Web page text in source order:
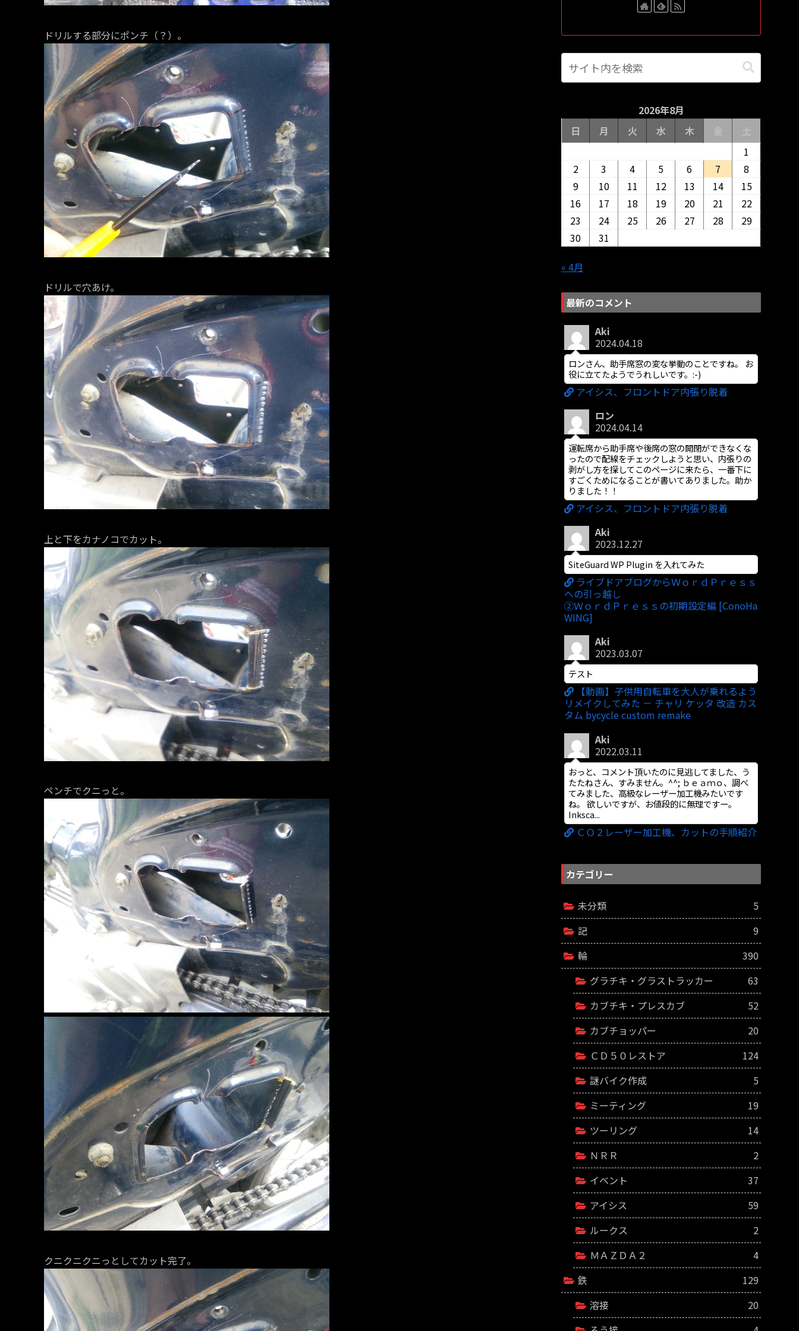
ドリルする部分にポンチ（？）。
ドリルで穴あけ。
上と下をカナノコでカット。
ペンチでクニっと。
クニクニクニっとしてカット完了。
2026年8月
日
月 火 水 木
1
2
3 4 5 6 7
8
9
10 11 12 13 14
15
16
17 18 19 20 21
22
23
24 25 26 27 28
29
30
31
« 4月
最新のコメント
Aki
2024.04.18
ロンさん、助手席窓の変な挙動のことですね。 お
役に立てたようでうれしいです。:-)
アイシス、フロントドア内張り脱着
ロン
2024.04.14
運転席から助手席や後席の窓の開閉ができなくな
ったので配線をチェックしようと思い、内張りの
剥がし方を探してこのページに来たら、一番下に
すごくためになることが書いてありました。助か
りました！！
アイシス、フロントドア内張り脱着
Aki
2023.12.27
SiteGuard WP Plugin を入れてみた
ライブドアブログからＷｏｒｄＰｒｅｓｓ
への引っ越し
②ＷｏｒｄＰｒｅｓｓの初期設定編 [ConoHa
WING]
Aki
2023.03.07
テスト
【動画】子供用自転車を大人が乗れるよう
リメイクしてみた － チャリ ケッタ 改造 カス
タム bycycle custom remake
Aki
2022.03.11
おっと、コメント頂いたのに見逃してました、う
たたねさん、すみません。^^; ｂｅａｍｏ、調べ
てみました、高級なレーザー加工機みたいです
ね。 欲しいですが、お値段的に無理ですー。
Inksca...
ＣＯ２レーザー加工機、カットの手順紹介
カテゴリー
未分類
5
記
9
輪
390
グラチキ・グラストラッカー
63
カブチキ・プレスカブ
52
カブチョッパー
20
ＣＤ５０レストア
124
謎バイク作成
5
ミーティング
19
ツーリング
14
ＮＲＲ
2
イベント
37
アイシス
59
ルークス
2
ＭＡＺＤＡ２
4
鉄
129
溶接
20